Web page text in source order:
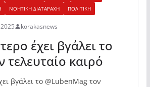
ΝΟΗΤΙΚΗ ΔΙΑΤΑΡΑΧΗ ΠΟΛΙΤΙΚΗ
korakasnews
έχει βγάλει το
τελευταίο καιρό
βγάλει το @LubenMag τον